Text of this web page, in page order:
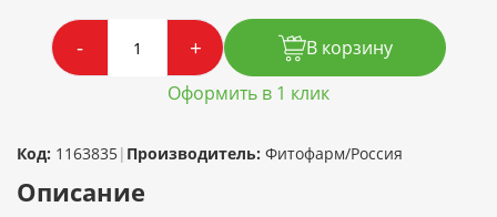
- +
В корзину
Оформить в 1 клик
Код: 1163835| Производитель: Фитофарм/Россия
Описание